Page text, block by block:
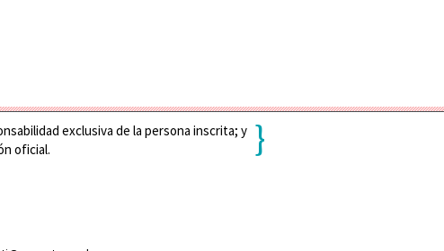
exclusiva de la persona inscrita; y
oficial.
}